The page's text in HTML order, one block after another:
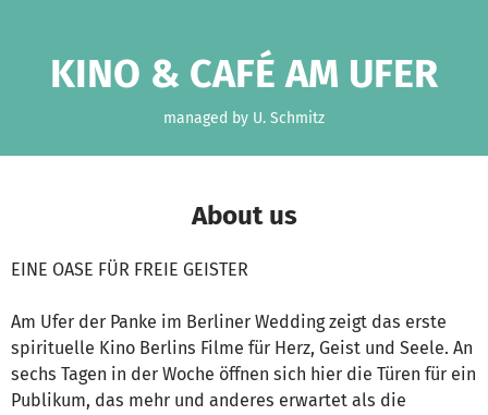
KINO & CAFÉ AM UFER
managed by U. Schmitz
About us
EINE OASE FÜR FREIE GEISTER
Am Ufer der Panke im Berliner Wedding zeigt das erste
spirituelle Kino Berlins Filme für Herz, Geist und Seele. An
sechs Tagen in der Woche öffnen sich hier die Türen für ein
Publikum, das mehr und anderes erwartet als die